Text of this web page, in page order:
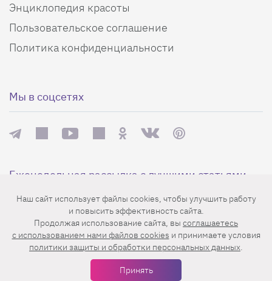
Энциклопедия красоты
Пользовательское соглашение
Политика конфиденциальности
Мы в соцсетях
Еженедельная рассылка с лучшими статьями
Нажимая на кнопку «Подписаться», вы принимаете условия
Наш сайт использует файлы cookies, чтобы улучшить работу
и повысить эффективность сайта.
Продолжая использование сайта, вы соглашаетесь
c использованием нами файлов cookies и принимаете условия
политики защиты и обработки персональных данных.
Принять